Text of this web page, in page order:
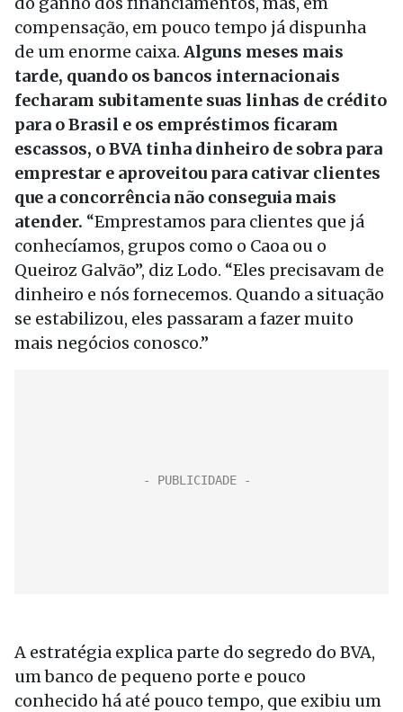
compensação, em pouco tempo já dispunha
de um enorme caixa. Alguns meses mais
tarde, quando os bancos internacionais
fecharam subitamente suas linhas de crédito
para o Brasil e os empréstimos ficaram
escassos, o BVA tinha dinheiro de sobra para
emprestar e aproveitou para cativar clientes
que a concorrência não conseguia mais
atender. “Emprestamos para clientes que já
conhecíamos, grupos como o Caoa ou o
Queiroz Galvão”, diz Lodo. “Eles precisavam de
dinheiro e nós fornecemos. Quando a situação
se estabilizou, eles passaram a fazer muito
mais negócios conosco.”
A estratégia explica parte do segredo do BVA,
um banco de pequeno porte e pouco
conhecido há até pouco tempo, que exibiu um